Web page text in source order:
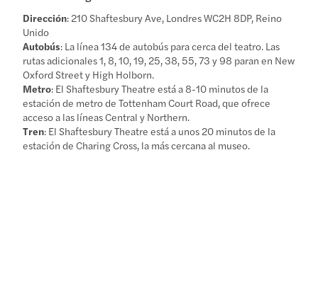
Dirección: 210 Shaftesbury Ave, Londres WC2H 8DP, Reino
Unido
Autobús: La línea 134 de autobús para cerca del teatro. Las
rutas adicionales 1, 8, 10, 19, 25, 38, 55, 73 y 98 paran en New
Oxford Street y High Holborn.
Metro: El Shaftesbury Theatre está a 8-10 minutos de la
estación de metro de Tottenham Court Road, que ofrece
acceso a las líneas Central y Northern.
Tren: El Shaftesbury Theatre está a unos 20 minutos de la
estación de Charing Cross, la más cercana al museo.